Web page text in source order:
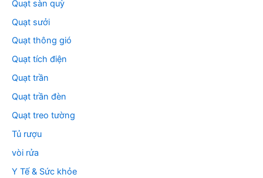
Quạt sàn quỳ
Quạt sưởi
Quạt thông gió
Quạt tích điện
Quạt trần
Quạt trần đèn
Quạt treo tường
Tủ rượu
vòi rửa
Y Tế & Sức khỏe